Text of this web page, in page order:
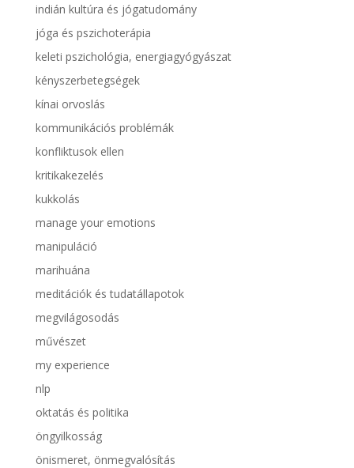
indián kultúra és jógatudomány
jóga és pszichoterápia
keleti pszichológia, energiagyógyászat
kényszerbetegségek
kínai orvoslás
kommunikációs problémák
konfliktusok ellen
kritikakezelés
kukkolás
manage your emotions
manipuláció
marihuána
meditációk és tudatállapotok
megvilágosodás
művészet
my experience
nlp
oktatás és politika
öngyilkosság
önismeret, önmegvalósítás